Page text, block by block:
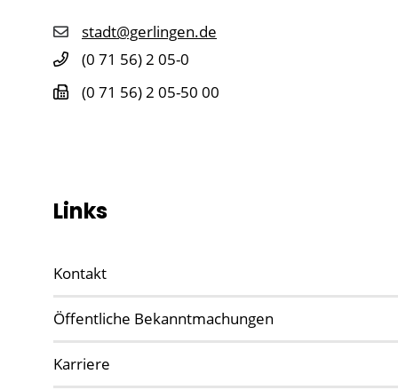
stadt@gerlingen.de
(0 71 56) 2 05-0
(0 71 56) 2 05-50 00
Links
Kontakt
Öffentliche Bekanntmachungen
Karriere